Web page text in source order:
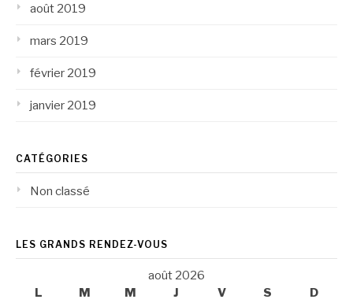
août 2019
mars 2019
février 2019
janvier 2019
CATÉGORIES
Non classé
LES GRANDS RENDEZ-VOUS
août 2026
L
M M J V S
D